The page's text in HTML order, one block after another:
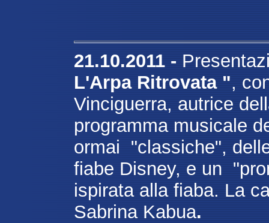
21.10.2011 -
L'Arpa Ritrovata ",
Vinciguerra, autrice
programma musicale
ormai "classiche",
fiabe Disney, e un
ispirata alla fiaba. La
Sabrina Kabua.